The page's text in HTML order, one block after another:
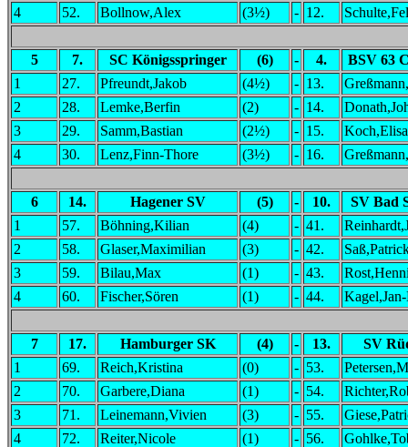
4
52. Bollnow,Alex (3½) - 12.
5 7. SC Königsspringer (6) - 4.
BSV 63
1
27. Pfreundt,Jakob (4½) - 13.
2
28. Lemke,Berfin (2) - 14.
3
29. Samm,Bastian (2½) - 15.
4
30. Lenz,Finn-Thore (3½) - 16.
6 14. Hagener SV (5) - 10.
SV Bad
1
57. Böhning,Kilian (4) - 41.
2
58. Glaser,Maximilian (3) - 42.
3
59. Bilau,Max (1) - 43.
4
60. Fischer,Sören (1) - 44.
7 17. Hamburger SK (4) - 13.
SV
1
69. Reich,Kristina (0) - 53.
2
70. Garbere,Diana (1) - 54.
3
71. Leinemann,Vivien (3) - 55.
4
72. Reiter,Nicole (1) - 56.